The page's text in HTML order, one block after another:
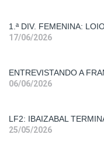
1.ª DIV. FEMENINA:
17/06/2026
ENTREVISTANDO A
06/06/2026
Liga
Femenina
LF2: IBAIZABAL
25/05/2026
Primera
Div.